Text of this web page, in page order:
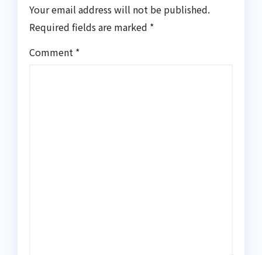
Your email address will not be published.
Required fields are marked *
Comment *